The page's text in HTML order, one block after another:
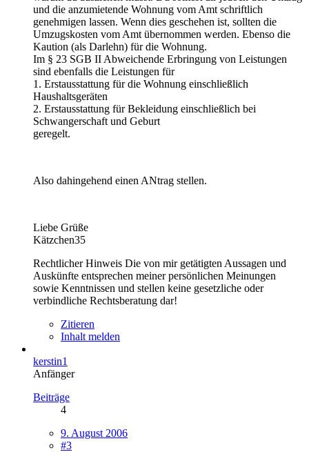
und die anzumietende Wohnung vom Amt schriftlich
genehmigen lassen. Wenn dies geschehen ist, sollten die
Umzugskosten vom Amt übernommen werden. Ebenso die
Kaution (als Darlehn) für die Wohnung.
Im § 23 SGB II Abweichende Erbringung von Leistungen
sind ebenfalls die Leistungen für
1. Erstausstattung für die Wohnung einschließlich
Haushaltsgeräten
2. Erstausstattung für Bekleidung einschließlich bei
Schwangerschaft und Geburt
geregelt.
Also dahingehend einen ANtrag stellen.
Liebe Grüße
Kätzchen35
Rechtlicher Hinweis Die von mir getätigten Aussagen und
Auskünfte entsprechen meiner persönlichen Meinungen
sowie Kenntnissen und stellen keine gesetzliche oder
verbindliche Rechtsberatung dar!
Zitieren
Inhalt melden
kerstin1
Anfänger
Beiträge
4
9. August 2006
#3